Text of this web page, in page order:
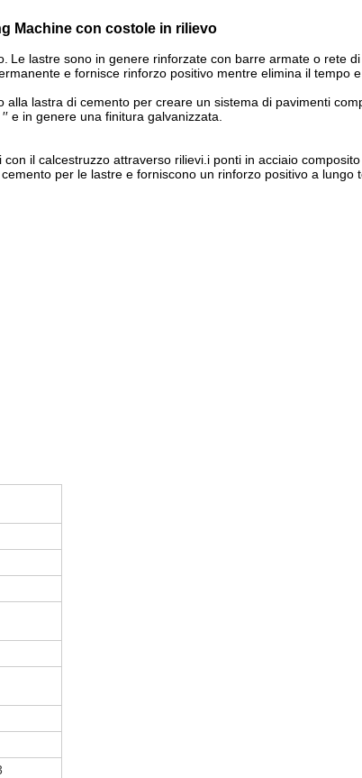
Machine con costole in rilievo
Le lastre sono in genere rinforzate con barre armate o rete
e fornisce rinforzo positivo mentre elimina il tempo
lastra di cemento per creare un sistema di pavimenti
e in genere una finitura galvanizzata.
il calcestruzzo attraverso rilievi.i ponti in acciaio
per le lastre e forniscono un rinforzo positivo a lungo